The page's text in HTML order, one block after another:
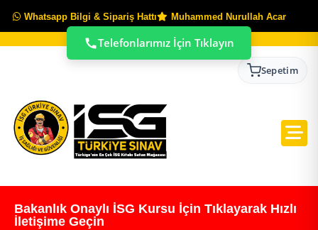
Whatsapp Bilgi & Sipariş Hattı Muhammed Nurullah Acar
Sepetim
Bakanlık Onaylı İSG Kursu İçin Tıklayarak Hızlı
İletişime Geçin
Telefonlarımız İçin Tıklayın